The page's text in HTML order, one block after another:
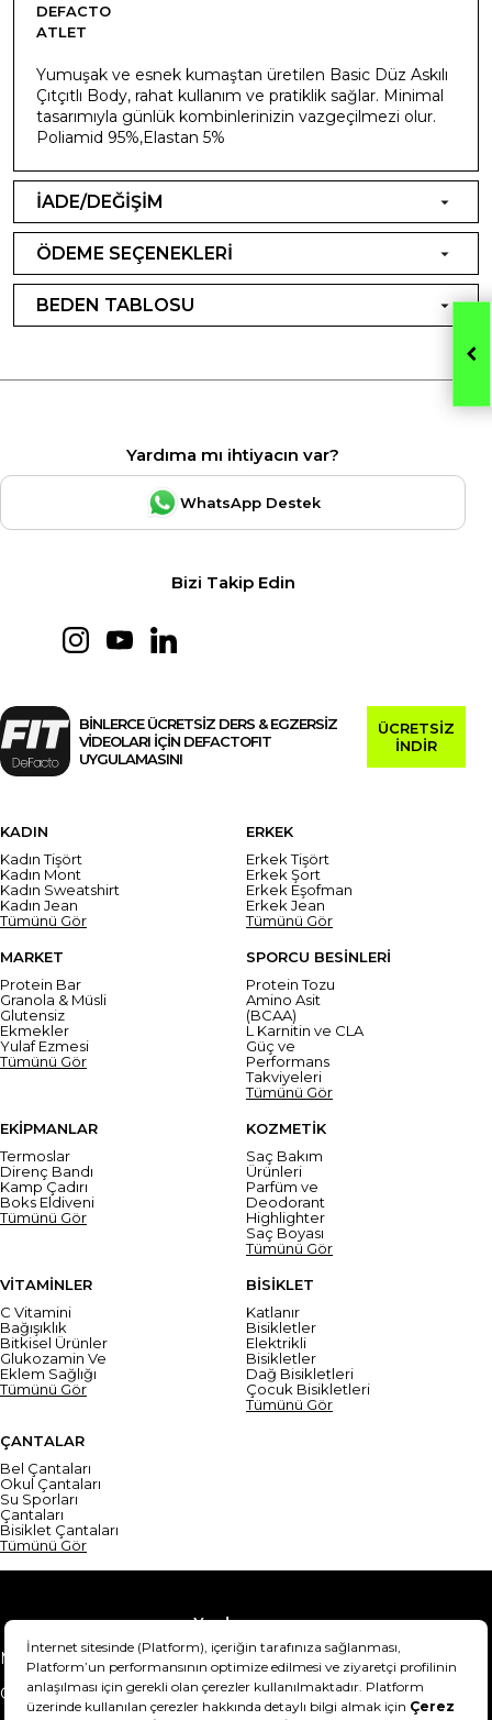
DEFACTO
ATLET
Yumuşak ve esnek kumaştan üretilen Basic Düz Askılı
Çıtçıtlı Body, rahat kullanım ve pratiklik sağlar. Minimal
tasarımıyla günlük kombinlerinizin vazgeçilmezi olur.
Poliamid 95%,Elastan 5%
İADE/DEĞİŞİM
ÖDEME SEÇENEKLERİ
BEDEN TABLOSU
Yardıma mı ihtiyacın var?
WhatsApp Destek
Bizi Takip Edin
BİNLERCE ÜCRETSİZ DERS & EGZERSİZ
VİDEOLARI İÇİN DEFACTOFIT
UYGULAMASINI
ÜCRETSİZ
İNDİR
KADIN
Kadın Tişört
Kadın Mont
Kadın Sweatshirt
Kadın Jean
Tümünü Gör
ERKEK
Erkek Tişört
Erkek Şort
Erkek Eşofman
Erkek Jean
Tümünü Gör
MARKET
Protein Bar
Granola & Müsli
Glutensiz
Ekmekler
Yulaf Ezmesi
Tümünü Gör
SPORCU BESİNLERİ
Protein Tozu
Amino Asit
(BCAA)
L Karnitin ve CLA
Güç ve
Performans
Takviyeleri
Tümünü Gör
EKİPMANLAR
Termoslar
Direnç Bandı
Kamp Çadırı
Boks Eldiveni
Tümünü Gör
KOZMETİK
Saç Bakım
Ürünleri
Parfüm ve
Deodorant
Highlighter
Saç Boyası
Tümünü Gör
VİTAMİNLER
C Vitamini
Bağışıklık
Bitkisel Ürünler
Glukozamin Ve
Eklem Sağlığı
Tümünü Gör
BİSİKLET
Katlanır
Bisikletler
Elektrikli
Bisikletler
Dağ Bisikletleri
Çocuk Bisikletleri
Tümünü Gör
ÇANTALAR
Bel Çantaları
Okul Çantaları
Su Sporları
Çantaları
Bisiklet Çantaları
Tümünü Gör
Yardım
Mesafeli Satış Sözleşmesi
Teslimat Bilgisi
Gizlilik Sözleşmesi
Şartlar & Koşullar